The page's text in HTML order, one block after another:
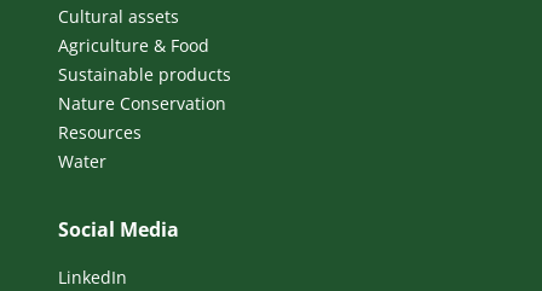
Cultural assets
Agriculture & Food
Sustainable products
Nature Conservation
Resources
Water
Social Media
LinkedIn